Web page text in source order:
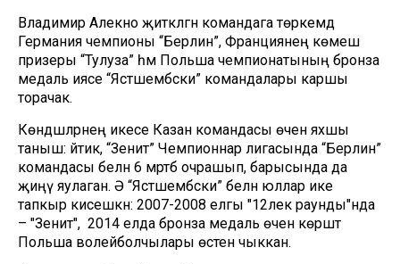
Владимир Алекно җитәкләгән командага төркемдә
Германия чемпионы “Берлин”, Франциянең көмеш
призеры “Тулуза” һәм Польша чемпионатының бронза
медаль иясе “Ястшембски” командалары каршы
торачак.
Көндәшләрнең икесе Казан командасы өчен яхшы
таныш: әйтик, “Зенит” Чемпионнар лигасында “Берлин”
командасы белән 6 мәртәбә очрашып, барысында да
җиңү яулаган. Ә “Ястшембски” белән юллар ике
тапкыр кисешкән: 2007-2008 елгы "12лек раунды"нда
– "Зенит", ә 2014 елда бронза медаль өчен көрәштә
Польша волейболчылары өстен чыккан.